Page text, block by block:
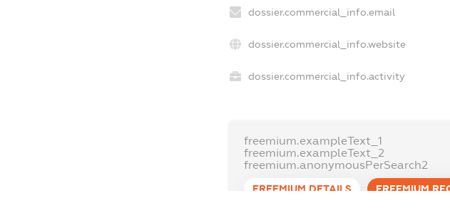
dossier.commercial_info.email
dossier.commercial_info.website
dossier.commercial_info.activity
freemium.exampleText_1
freemium.exampleText_2
freemium.anonymousPerSearch2
FREEMIUM.DETAILS